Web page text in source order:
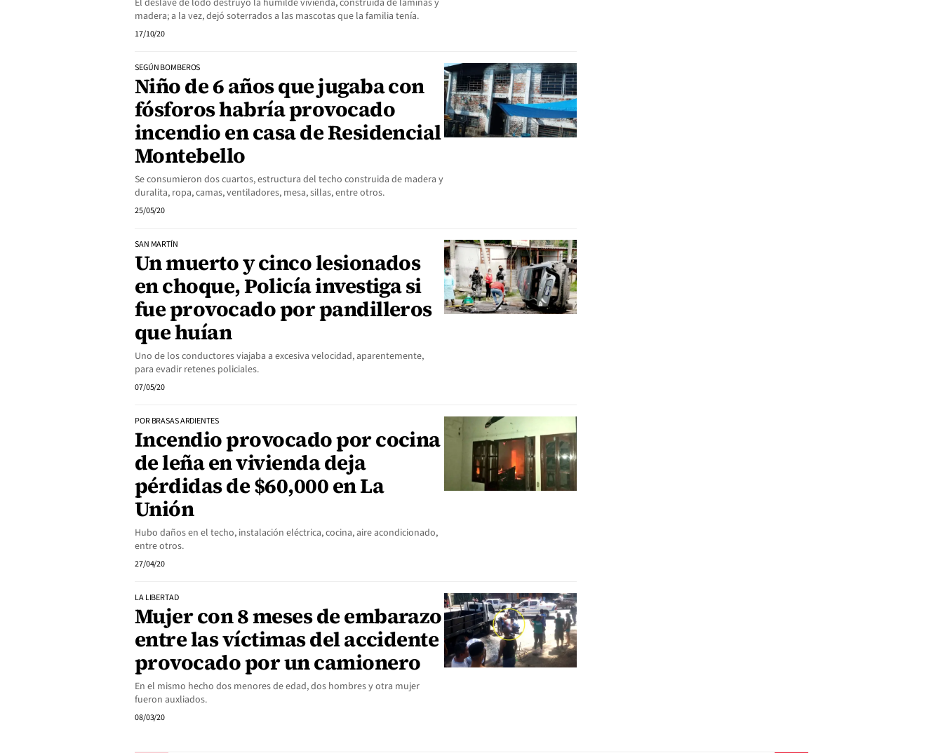
El deslave de lodo destruyó la humilde vivienda, construida de láminas y
madera; a la vez, dejó soterrados a las mascotas que la familia tenía.
17/10/20
SEGÚN BOMBEROS
Niño de 6 años que jugaba con
fósforos habría provocado
incendio en casa de Residencial
Montebello
Se consumieron dos cuartos, estructura del techo construida de madera y
duralita, ropa, camas, ventiladores, mesa, sillas, entre otros.
25/05/20
SAN MARTÍN
Un muerto y cinco lesionados
en choque, Policía investiga si
fue provocado por pandilleros
que huían
Uno de los conductores viajaba a excesiva velocidad, aparentemente,
para evadir retenes policiales.
07/05/20
POR BRASAS ARDIENTES
Incendio provocado por cocina
de leña en vivienda deja
pérdidas de $60,000 en La
Unión
Hubo daños en el techo, instalación eléctrica, cocina, aire acondicionado,
entre otros.
27/04/20
LA LIBERTAD
Mujer con 8 meses de embarazo
entre las víctimas del accidente
provocado por un camionero
En el mismo hecho dos menores de edad, dos hombres y otra mujer
fueron auxliados.
08/03/20